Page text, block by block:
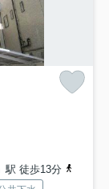
駅 徒歩13分